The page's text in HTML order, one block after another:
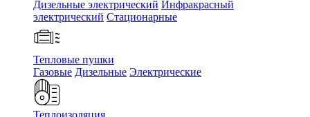
Дизельные электрический Инфракрасный
электрический Стационарные
Тепловые пушки
Газовые Дизельные Электрические
Теплоизоляция